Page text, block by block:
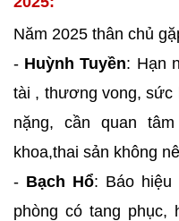
Năm 2025 thân chủ
- Huỳnh Tuyền: Hạn
tài , thương vong, sức
nặng, cần quan
khoa,thai sản không
- Bạch Hổ: Báo
phòng có tang phục,